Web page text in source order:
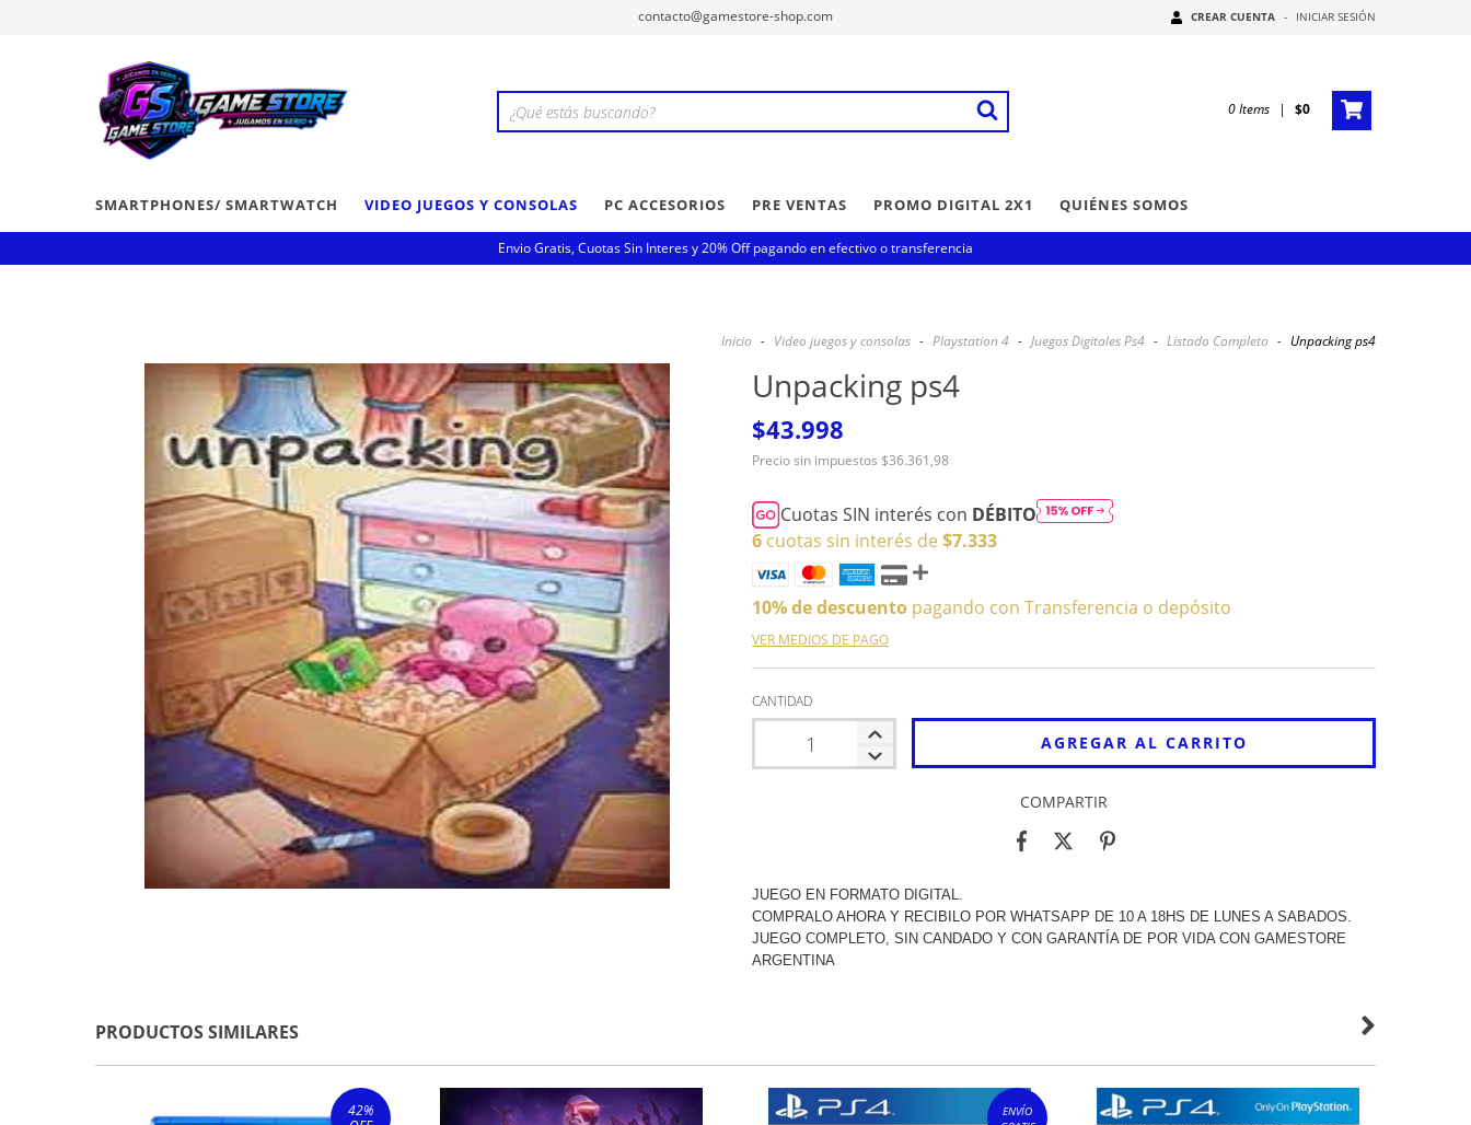
contacto@gamestore-shop.com CREAR CUENTA - INICIAR SESIÓN
0Items | $0
SMARTPHONES/ SMARTWATCH VIDEO JUEGOS Y CONSOLAS PC ACCESORIOS PRE VENTAS PROMO DIGITAL 2X1 QUIÉNES SOMOS
Envio Gratis, Cuotas Sin Interes y 20% Off pagando en efectivo o transferencia
Inicio - Video juegos y consolas - Playstation 4 - Juegos Digitales Ps4 - Listado Completo - Unpacking ps4
Unpacking ps4
$43.998
Precio sin impuestos $36.361,98
Cuotas SIN interés con DÉBITO
6 cuotas sin interés de $7.333
10% de descuento pagando con Transferencia o depósito
VER MEDIOS DE PAGO
CANTIDAD
COMPARTIR
JUEGO EN FORMATO DIGITAL.
COMPRALO AHORA Y RECIBILO POR WHATSAPP DE 10 A 18HS DE LUNES A SABADOS.
JUEGO COMPLETO, SIN CANDADO Y CON GARANTÍA DE POR VIDA CON GAMESTORE
ARGENTINA
PRODUCTOS SIMILARES
42%
ENVÍO